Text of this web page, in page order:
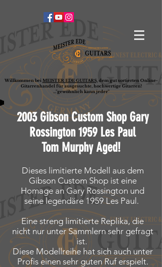
Willkommen bei MEISTER EDE GUITARS,dem gut sortierten Online-
Gitarrenhandel für ausgesuchte, hochwertige Gitarren!
..."gewöhnlich kann jeder"
2003 Gibson Custom Shop Gary
Rossington 1959 Les Paul
Tom Murphy Aged!
Dieses limitierte Modell aus dem
Gibson Custom Shop ist eine
Homage an Gary Rossington und
seine legendäre 1959 Les Paul.
Eine streng limitierte Replika, die
nicht nur unter Sammlern sehr gefragt
ist.
Diese Modellreihe hat sich auch unter
Profis einen sehr guten Ruf erspielt.